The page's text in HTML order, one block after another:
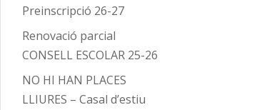
Preinscripció 26-27
Renovació parcial
CONSELL ESCOLAR 25-26
NO HI HAN PLACES
LLIURES – Casal d’estiu